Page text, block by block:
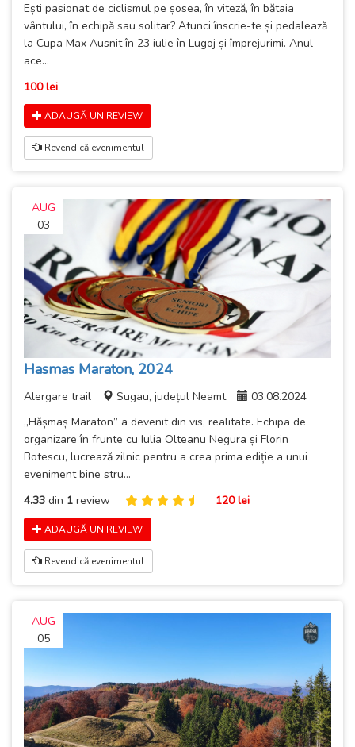
Ești pasionat de ciclismul pe șosea, în viteză, în bătaia
vântului, în echipă sau solitar? Atunci înscrie-te și pedalează
la Cupa Max Ausnit în 23 iulie în Lugoj și împrejurimi. Anul
ace...
100 lei
ADAUGĂ UN REVIEW
Revendică evenimentul
AUG
03
Hasmas Maraton, 2024
Alergare trail Sugau, județul Neamt
03.08.2024
„Hășmaș Maraton” a devenit din vis, realitate. Echipa de
organizare în frunte cu Iulia Olteanu Negura și Florin
Botescu, lucrează zilnic pentru a crea prima ediție a unui
eveniment bine stru...
4.33 din 1 review 120 lei
ADAUGĂ UN REVIEW
Revendică evenimentul
AUG
05